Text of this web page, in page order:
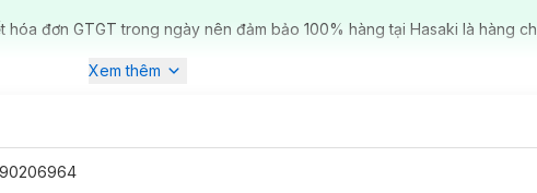
đơn GTGT trong ngày nên đảm bảo 100% hàng tại Hasaki là hàng
Xem thêm